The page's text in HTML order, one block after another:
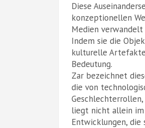
Diese
konzeptionellen
Medien
Indem sie die
kulturelle
Bedeutung.
Zar bezeichnet
die von
liegt nicht allein im
Entwicklungen, die